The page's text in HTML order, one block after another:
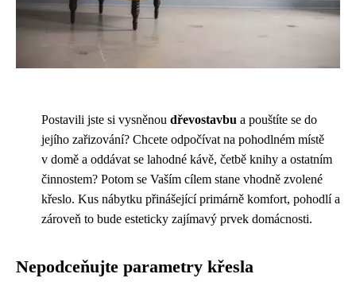
Postavili jste si vysněnou dřevostavbu a pouštíte se do
jejího zařizování? Chcete odpočívat na pohodlném místě
v domě a oddávat se lahodné kávě, četbě knihy a ostatním
činnostem? Potom se Vaším cílem stane vhodně zvolené
křeslo. Kus nábytku přinášející primárně komfort, pohodlí a
zároveň to bude esteticky zajímavý prvek domácnosti.
Nepodceňujte parametry křesla